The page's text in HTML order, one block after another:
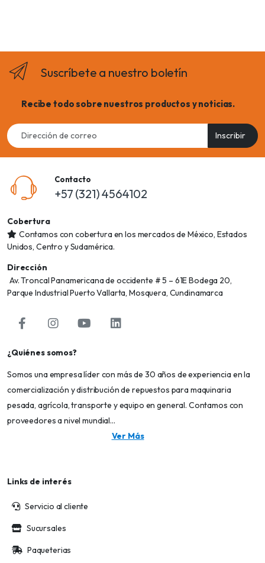
Suscríbete a nuestro boletín
Recibe todo sobre nuestros productos y noticias.
Email
address
Inscribir
Contacto
+57 (321) 4564102
Cobertura
Contamos con cobertura en los mercados de México, Estados
Unidos, Centro y Sudamérica.
Dirección
Av. Troncal Panamericana de occidente # 5 – 61E Bodega 20,
Parque Industrial Puerto Vallarta, Mosquera, Cundinamarca
¿Quiénes somos?
Somos una empresa líder con más de 30 años de experiencia en la
comercialización y distribución de repuestos para maquinaria
pesada, agrícola, transporte y equipo en general. Contamos con
proveedores a nivel mundial...
Ver Más
Links de interés
Servicio al cliente
Sucursales
Paqueterias